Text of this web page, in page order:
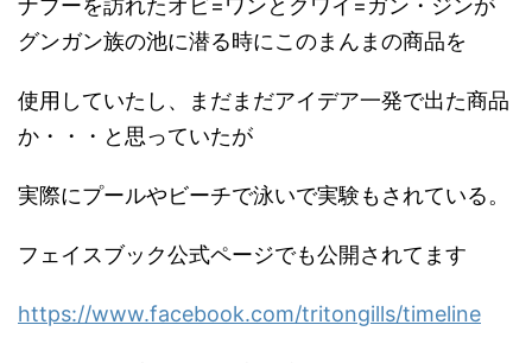
グンガン族の池に潜る時にこのまんまの商品を
使用していたし、まだまだアイデア一発で出た商品
か・・・と思っていたが
実際にプールやビーチで泳いで実験もされている。
フェイスブック公式ページでも公開されてます
https://www.facebook.com/tritongills/timeline